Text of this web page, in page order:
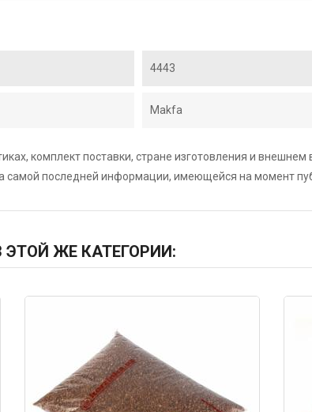
4443
Makfa
комплект поставки, стране изготовления и
самой последней информации, имеющейся на момент
ЖЕ КАТЕГОРИИ: